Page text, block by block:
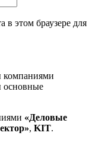
в этом браузере для
компаниями
«Деловые
, KIT.